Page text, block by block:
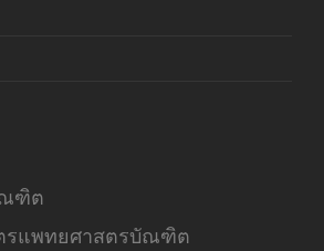
ฑิต
รแพทยศาสตรบัณฑิต